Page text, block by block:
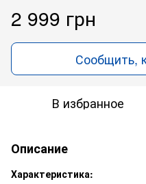
2 999 грн
Сообщить,
В избранное
Описание
Характеристика: